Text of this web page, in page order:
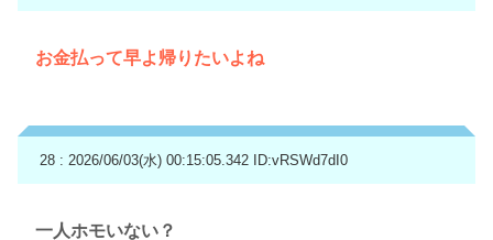
お金払って早よ帰りたいよね
28 : 2026/06/03(水) 00:15:05.342 ID:vRSWd7dI0
一人ホモいない？